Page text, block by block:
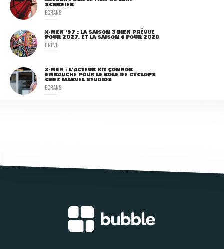
SCHREIER
ECRANS
X-MEN '97 : LA SAISON 3 BIEN PRÉVUE
POUR 2027, ET LA SAISON 4 POUR 2028
BRÈVE
X-MEN : L'ACTEUR KIT CONNOR
EMBAUCHÉ POUR LE RÔLE DE CYCLOPS
CHEZ MARVEL STUDIOS
ECRANS